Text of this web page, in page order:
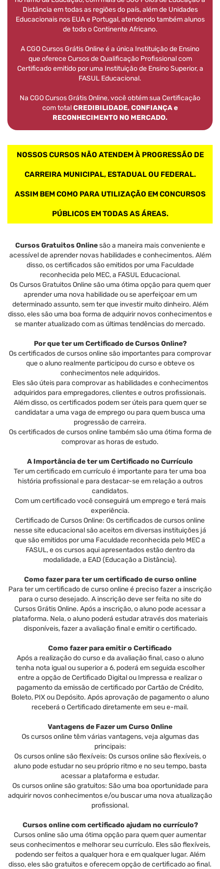
Distância em todas as regiões do país, além de Unidades
Educacionais nos EUA e Portugal, atendendo também alunos
de todo o Continente Africano.
A CGO Cursos Grátis Online é a única Instituição de Ensino
que oferece Cursos de Qualificação Profissional com
Certificado emitido por uma Instituição de Ensino Superior, a
FASUL Educacional.
Na CGO Cursos Grátis Online, você obtém sua Certificação
com totalCREDIBILIDADE, CONFIANÇA e
RECONHECIMENTO NO MERCADO.
NOSSOS CURSOS NÃO ATENDEM À PROGRESSÃO DE
CARREIRA MUNICIPAL, ESTADUAL OU FEDERAL.
ASSIM BEM COMO PARA UTILIZAÇÃO EM CONCURSOS
PÚBLICOS EM TODAS AS ÁREAS.
Cursos Gratuitos Onlinesão a maneira mais conveniente e
acessível de aprender novas habilidades e conhecimentos. Além
disso, os certificados são emitidos por uma Faculdade
reconhecida pelo MEC, a FASUL Educacional.
Os Cursos Gratuitos Online são uma ótima opção para quem quer
aprender uma nova habilidade ou se aperfeiçoar em um
determinado assunto, sem ter que investir muito dinheiro. Além
disso, eles são uma boa forma de adquirir novos conhecimentos e
se manter atualizado com as últimas tendências do mercado.
Por que ter um Certificado de Cursos Online?
Os certificados de cursos online são importantes para comprovar
que o aluno realmente participou do curso e obteve os
conhecimentos nele adquiridos.
Eles são úteis para comprovar as habilidades e conhecimentos
adquiridos para empregadores, clientes e outros profissionais.
Além disso, os certificados podem ser úteis para quem quer se
candidatar a uma vaga de emprego ou para quem busca uma
progressão de carreira.
Os certificados de cursos online também são uma ótima forma de
comprovar as horas de estudo.
A Importância de ter um Certificado no Currículo
Ter um certificado em currículo é importante para ter uma boa
história profissional e para destacar-se em relação a outros
candidatos.
Com um certificado você conseguirá um emprego e terá mais
experiência.
Certificado de Cursos Online: Os certificados de cursos online
nesse site educacional são aceitos em diversas instituições já
que são emitidos por uma Faculdade reconhecida pelo MEC a
FASUL, e os cursos aqui apresentados estão dentro da
modalidade, a EAD (Educação a Distância).
Como fazer para ter um certificado de curso online
Para ter um certificado de curso online é preciso fazer a inscrição
para o curso desejado. A inscrição deve ser feita no site do
Cursos Grátis Online. Após a inscrição, o aluno pode acessar a
plataforma. Nela, o aluno poderá estudar através dos materiais
disponíveis, fazer a avaliação final e emitir o certificado.
Como fazer para emitir o Certificado
Após a realização do curso e da avaliação final, caso o aluno
tenha nota igual ou superior a 6, poderá em seguida escolher
entre a opção de Certificado Digital ou Impressa e realizar o
pagamento da emissão de certificado por Cartão de Crédito,
Boleto, PIX ou Depósito. Após aprovação de pagamento o aluno
receberá o Certificado diretamente em seu e-mail.
Vantagens de Fazer um Curso Online
Os cursos online têm várias vantagens, veja algumas das
principais:
Os cursos online são flexíveis: Os cursos online são flexíveis, o
aluno pode estudar no seu próprio ritmo e no seu tempo, basta
acessar a plataforma e estudar.
Os cursos online são gratuitos: São uma boa oportunidade para
adquirir novos conhecimentos e/ou buscar uma nova atualização
profissional.
Cursos online com certificado ajudam no currículo?
Cursos online são uma ótima opção para quem quer aumentar
seus conhecimentos e melhorar seu currículo. Eles são flexíveis,
podendo ser feitos a qualquer hora e em qualquer lugar. Além
disso, eles são gratuitos e oferecem opção de certificado ao final.